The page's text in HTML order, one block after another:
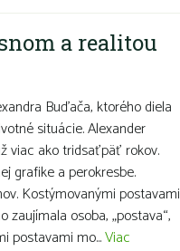
a realitou
Buďača, ktorého diela
situácie. Alexander
viac ako tridsaťpäť rokov.
grafike a perokresbe.
Kostýmovanými postavami
osoba, „postava“,
postavami mo...Viac